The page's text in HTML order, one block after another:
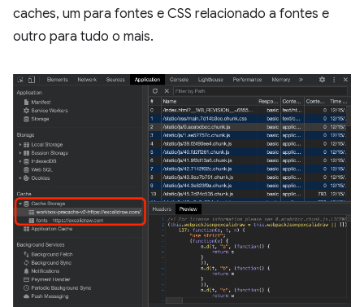
caches, um para fontes e CSS relacionado a fontes e
outro para tudo o mais.